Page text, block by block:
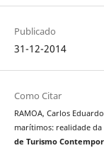
Publicado
31-12-2014
Como Citar
RAMOA, Carlos
marítimos: realidade
de Turismo